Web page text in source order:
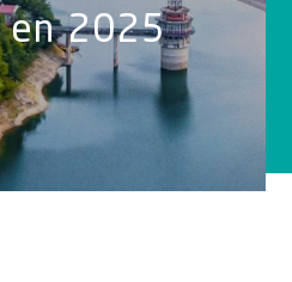
en 2025